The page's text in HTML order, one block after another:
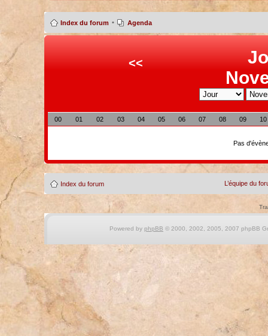
Index du forum • Agenda
<<
00 01 02 03 04 05 06 07 08 09 10
Pas
Index du forum L’équipe du
Powered by phpBB © 2000, 2002, 2005, 2007 phpBB